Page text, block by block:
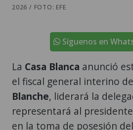
2026 / FOTO: EFE
Síguenos en
La Casa Blanca anunció
el fiscal general interino de
Blanche, liderará la
representará al
en la toma de posesión